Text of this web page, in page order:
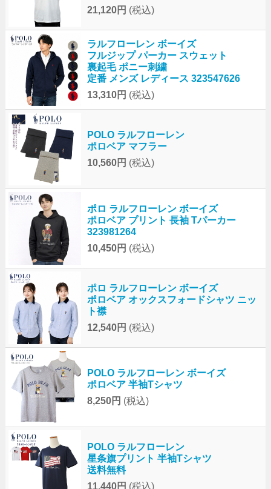
21,120円 (税込)
ラルフローレン ボーイズ
フルジップ パーカー スウェット
裏起毛 ポニー刺繍
定番 メンズ レディース 323547626
13,310円 (税込)
POLO ラルフローレン
ポロベア マフラー
10,560円 (税込)
ポロ ラルフローレン ボーイズ
ポロベア プリント 長袖 Tパーカー
323981264
10,450円 (税込)
ポロ ラルフローレン ボーイズ
ポロベア オックスフォードシャツ ニッ
ト襟
12,540円 (税込)
POLO ラルフローレン ボーイズ
ポロベア 半袖Tシャツ
8,250円 (税込)
POLO ラルフローレン
星条旗プリント 半袖Tシャツ
送料無料
11,440円 (税込)